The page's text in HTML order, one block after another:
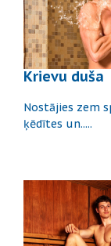
Krievu duša
Nostājies zem
ķēdītes